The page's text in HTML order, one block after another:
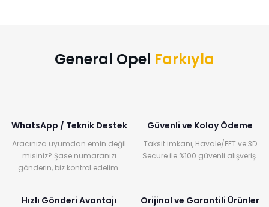
General Opel Farkıyla
WhatsApp / Teknik Destek
Aracınıza uyumdan emin değil
misiniz? Şase numaranızı
gönderin, biz kontrol edelim.
Güvenli ve Kolay Ödeme
Taksit imkanı, Havale/EFT ve 3D
Secure ile %100 güvenli alışveriş.
Hızlı Gönderi Avantajı Orijinal ve Garantili Ürünler